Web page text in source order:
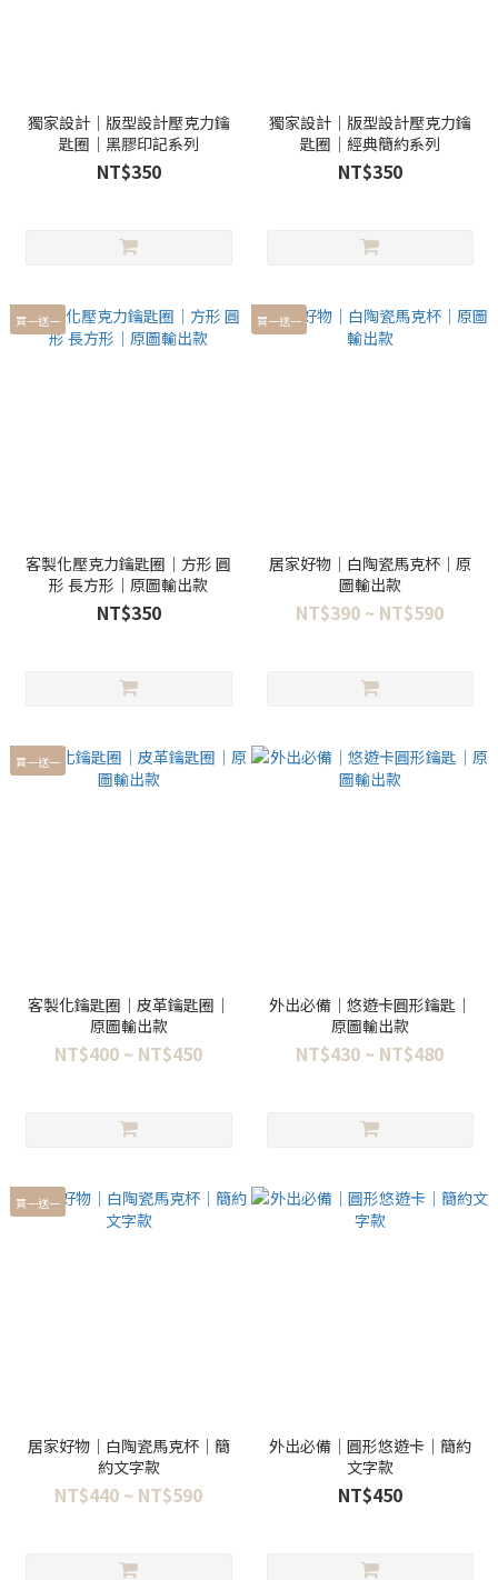
獨家設計｜版型設計壓克力鑰
匙圈｜黑膠印記系列
NT$350
獨家設計｜版型設計壓克力鑰
匙圈｜經典簡約系列
NT$350
買一送一
客製化壓克力鑰匙圈｜方形 圓
形 長方形｜原圖輸出款
NT$350
買一送一
居家好物｜白陶瓷馬克杯｜原
圖輸出款
NT$390 ~ NT$590
買一送一
客製化鑰匙圈｜皮革鑰匙圈｜
原圖輸出款
NT$400 ~ NT$450
外出必備｜悠遊卡圓形鑰匙｜
原圖輸出款
NT$430 ~ NT$480
買一送一
居家好物｜白陶瓷馬克杯｜簡
約文字款
NT$440 ~ NT$590
外出必備｜圓形悠遊卡｜簡約
文字款
NT$450